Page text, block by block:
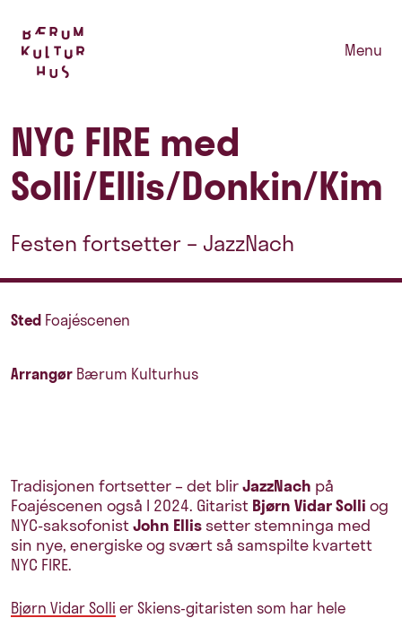
Menu
NYC FIRE med
Solli/Ellis/Donkin/Kim
Festen fortsetter – JazzNach
Sted Foajéscenen
Arrangør Bærum Kulturhus
Tradisjonen fortsetter – det blirJazzNach på
Foajéscenen også I 2024. Gitarist Bjørn Vidar Solli og
NYC-saksofonistJohn Ellis setter stemninga med
sin nye, energiske og svært så samspilte kvartett
NYC FIRE.
Bjørn Vidar Solli er Skiens-gitaristen som har hele